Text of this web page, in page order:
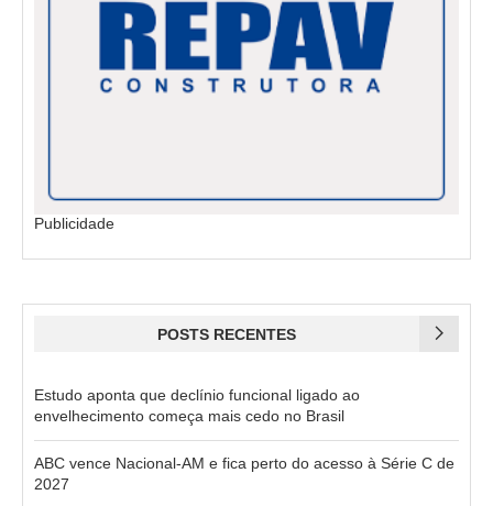
Publicidade
POSTS RECENTES
Estudo aponta que declínio funcional ligado ao
envelhecimento começa mais cedo no Brasil
ABC vence Nacional-AM e fica perto do acesso à Série C de
2027